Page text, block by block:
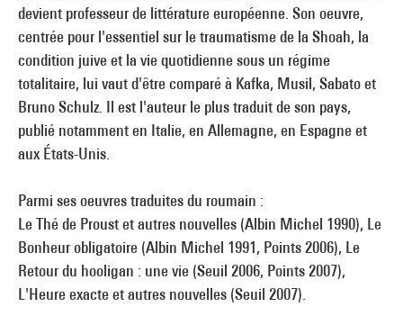
devient professeur de littérature européenne. Son oeuvre,
centrée pour l'essentiel sur le traumatisme de la Shoah, la
condition juive et la vie quotidienne sous un régime
totalitaire, lui vaut d'être comparé à Kafka, Musil, Sabato et
Bruno Schulz. Il est l'auteur le plus traduit de son pays,
publié notamment en Italie, en Allemagne, en Espagne et
aux États-Unis.
Parmi ses oeuvres traduites du roumain :
Le Thé de Proust et autres nouvelles (Albin Michel 1990), Le
Bonheur obligatoire (Albin Michel 1991, Points 2006), Le
Retour du hooligan : une vie (Seuil 2006, Points 2007),
L'Heure exacte et autres nouvelles (Seuil 2007).